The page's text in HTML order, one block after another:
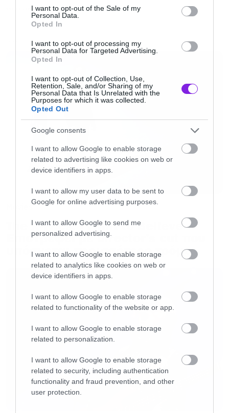
consent section.
I want to opt-out of the Sale of my
Personal Data.
Opted In
I want to opt-out of processing my
Personal Data for Targeted Advertising.
Opted In
I want to opt-out of Collection, Use,
Retention, Sale, and/or Sharing of my
Personal Data that Is Unrelated with the
Purposes for which it was collected.
Opted Out
Google consents
I want to allow Google to enable storage
related to advertising like cookies on web or
device identifiers in apps.
I want to allow my user data to be sent to
Google for online advertising purposes.
I want to allow Google to send me
personalized advertising.
I want to allow Google to enable storage
related to analytics like cookies on web or
device identifiers in apps.
I want to allow Google to enable storage
related to functionality of the website or app.
I want to allow Google to enable storage
related to personalization.
I want to allow Google to enable storage
related to security, including authentication
functionality and fraud prevention, and other
user protection.
Και μάλλον μιλάμε για περίπτωση ανθρώπου
που δεν είναι με τίποτα ικανοποιημένος και θα
γυρίζει την ίδια ταινία για πάντα μέχρι να
πετύχει το αποτέλεσμα που θέλει. Κι αυτό γιατί
η πρώτη ταινία είχε κυκλοφορήσει με δύο
διαφορετικά φινάλε. Προσέξτε! Όχι με
διαφορετικά φινάλε που υπήρχαν στην έκδοση
ανάλογα με τη χώρα που ήσουν.
Θυμάμαι ότι είχα νοικιάσει την ταινία σε Dvd
στην Αγγλία και την είχε δει στο σινεμά. Όταν
πλησίαζε η τελευταία σκηνή άρχισε να με
ιντριγκάρει, λέγοντας «θα πάθεις πλάκα στο
φινάλε» και τέτοια. Τελικά αυτός έπαθε
μεγαλύτερη πλάκα γιατί φώναζε ότι δεν είναι
αυτό το τέλος που είχε δει στον
Fast forward 2-3 χρόνια μετά, όπου βλέπω την
ταινία στην τηλεόραση με παρέα που δεν την
MOVIES AND TV
Movies
The X-Files: I Want to Believe –
Επιστρέφει με director’s cut που
υπόσχεται περισσότερο τρόμο